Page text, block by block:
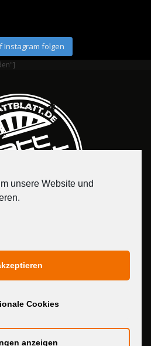
Instagram folgen
unsere Website und
Cookies
anzeigen